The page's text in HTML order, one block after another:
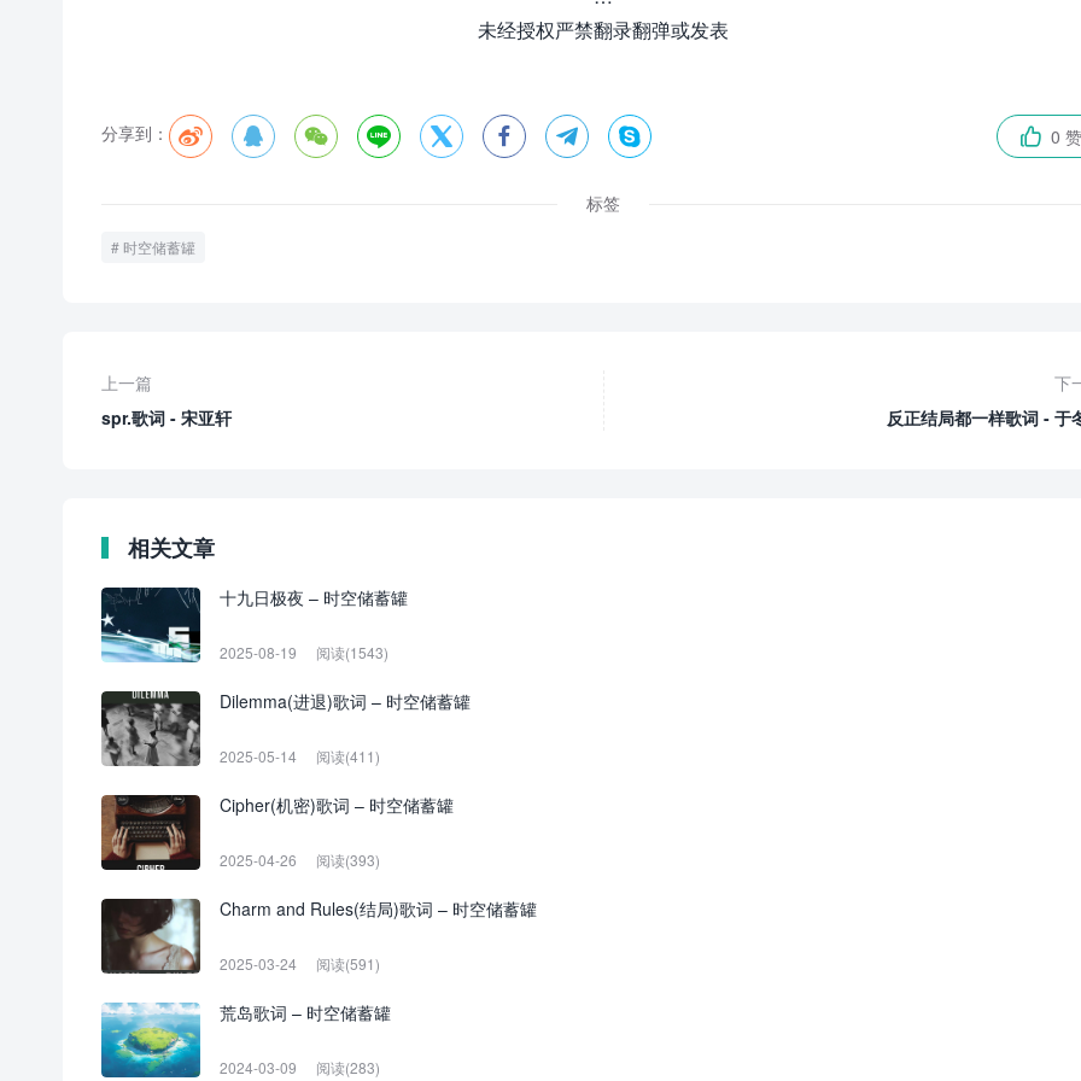
未经授权严禁翻录翻弹或发表
分享到：          0 赞
标签
时空储蓄罐
上一篇
spr.歌词 - 宋亚轩
下
反正结局都一样歌词 - 于
相关文章
十九日极夜 – 时空储蓄罐
2025-08-19 阅读(1543)
Dilemma(进退)歌词 – 时空储蓄罐
2025-05-14 阅读(411)
Cipher(机密)歌词 – 时空储蓄罐
2025-04-26 阅读(393)
Charm and Rules(结局)歌词 – 时空储蓄罐
2025-03-24 阅读(591)
荒岛歌词 – 时空储蓄罐
2024-03-09 阅读(283)